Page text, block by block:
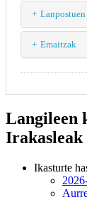
Lanpostuen
Emaitzak
Langileen
Irakasleak
Ikasturte